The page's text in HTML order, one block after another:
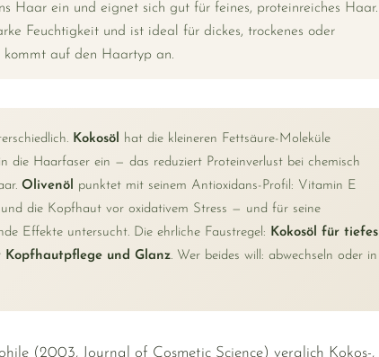
Haar ein und eignet sich gut für feines, proteinreiches Haar.
Feuchtigkeit und ist ideal für dickes, trockenes oder
kommt auf den Haartyp an.
Kokosöl hat die kleineren Fettsäure-Moleküle
die Haarfaser ein — das reduziert Proteinverlust bei chemisch
Olivenöl punktet mit seinem Antioxidans-Profil: Vitamin E
die Kopfhaut vor oxidativem Stress — und für seine
Effekte untersucht. Die ehrliche Faustregel: Kokosöl für tiefes
Kopfhautpflege und Glanz. Wer beides will: abwechseln oder in
(2003, Journal of Cosmetic Science) verglich Kokos-,